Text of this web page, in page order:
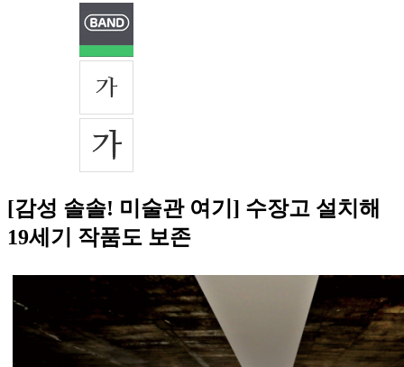
[감성 솔솔! 미술관 여기] 수장고 설치해
19세기 작품도 보존